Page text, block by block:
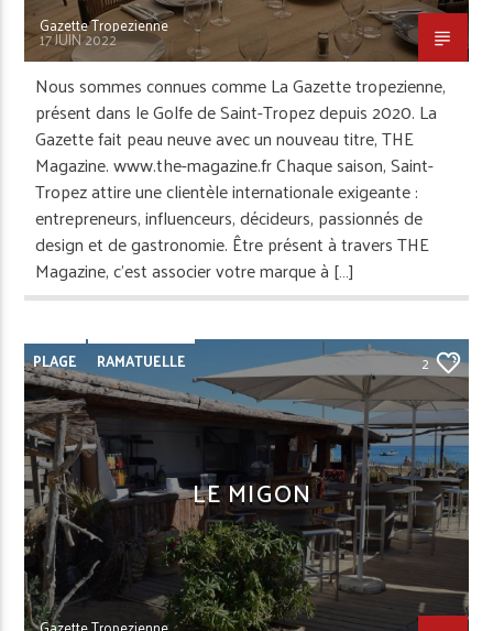
Gazette Tropezienne
17 JUIN 2022
Nous sommes connues comme La Gazette tropezienne,
présent dans le Golfe de Saint-Tropez depuis 2020. La
Gazette fait peau neuve avec un nouveau titre, THE
Magazine. www.the-magazine.fr Chaque saison, Saint-
Tropez attire une clientèle internationale exigeante :
entrepreneurs, influenceurs, décideurs, passionnés de
design et de gastronomie. Être présent à travers THE
Magazine, c’est associer votre marque à […]
PLAGE RAMATUELLE 2
LE MIGON